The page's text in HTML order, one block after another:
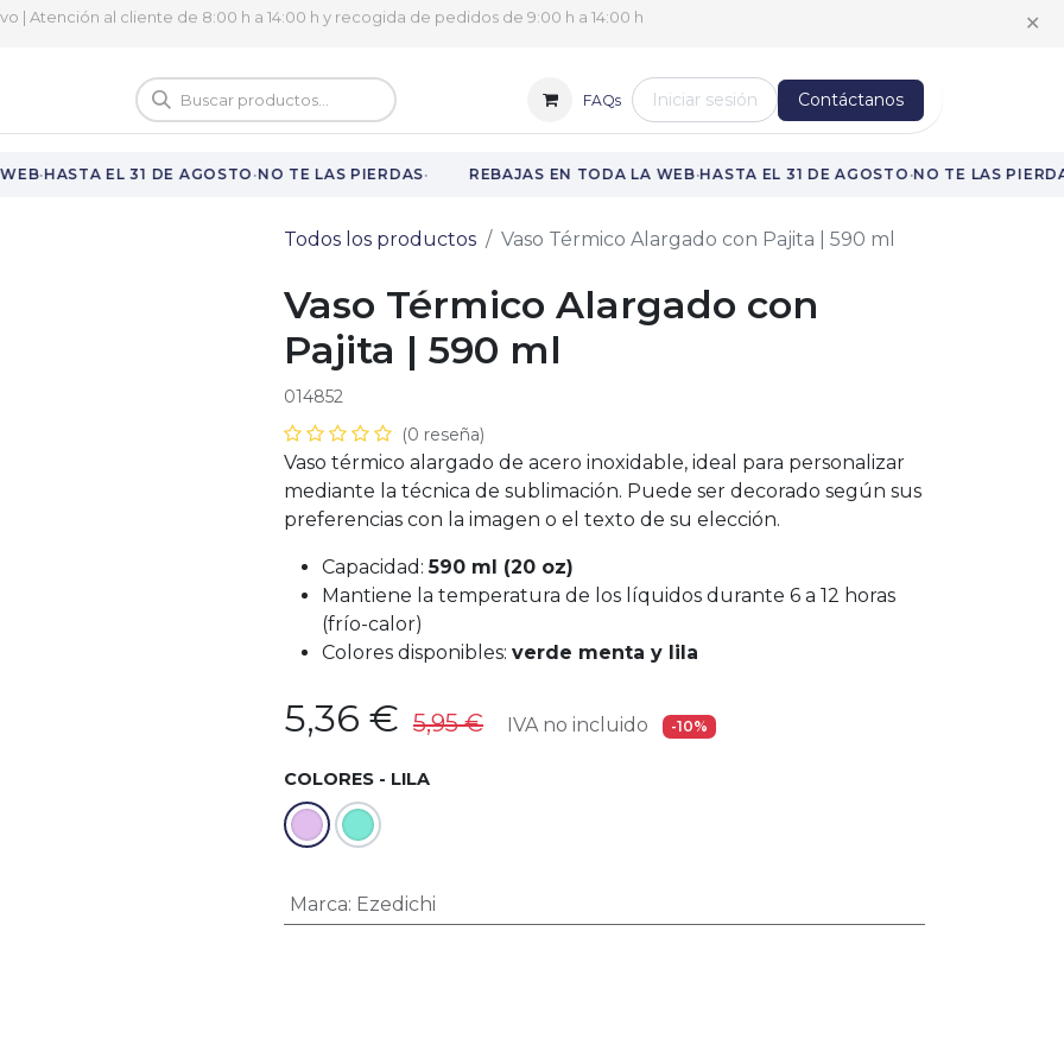
| Atención al cliente de 8:00 h a 14:00 h y recogida de pedidos de 9:00 h a 14:00 h ✕
Vuelta al cole FAQs Iniciar sesión Contáctanos
·HASTA EL 31 DE AGOSTO·NO TE LAS PIERDAS· REBAJAS EN TODA LA WEB·HASTA EL 31 DE AGOSTO·NO TE LAS
Todos los productos Vaso Térmico Alargado con Pajita | 590 ml
Vaso Térmico Alargado con
Pajita | 590 ml
014852
(0 reseña)
Vaso térmico alargado de acero inoxidable, ideal para personalizar
mediante la técnica de sublimación. Puede ser decorado según sus
preferencias con la imagen o el texto de su elección.
Capacidad:590 ml (20 oz)
Mantiene la temperatura de los líquidos durante 6 a 12 horas
(frío-calor)
Colores disponibles: verde menta y lila
5,36 € 5,95€ IVA no incluido -10%
COLORES - LILA
Marca: Ezedichi